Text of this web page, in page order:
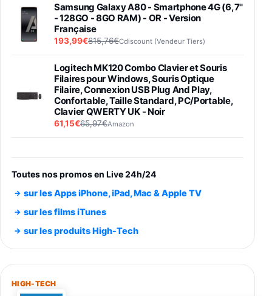
Samsung Galaxy A80 - Smartphone 4G (6,7''
- 128GO - 8GO RAM) - OR - Version
Française
193,99€815,76€Cdiscount (Vendeur Tiers)
Logitech MK120 Combo Clavier et Souris
Filaires pour Windows, Souris Optique
Filaire, Connexion USB Plug And Play,
Confortable, Taille Standard, PC/Portable,
Clavier QWERTY UK - Noir
61,15€65,97€Amazon
entraénement direct 3 vitesses (33-45-78
trs/min) avec pre-ampli intégré et port USB
Smartphone SAMSUNG Galaxy S26 Ultra
891,99€1199€Fnac (Vendeur Tiers)
Smartphone SAMSUNG Galaxy S26+ Violet
749,99€
Toutes nos promos en Live 24h/24
sur les Apps iPhone, iPad, Mac & Apple TV
sur les films iTunes
sur les produits High-Tech
HIGH-TECH